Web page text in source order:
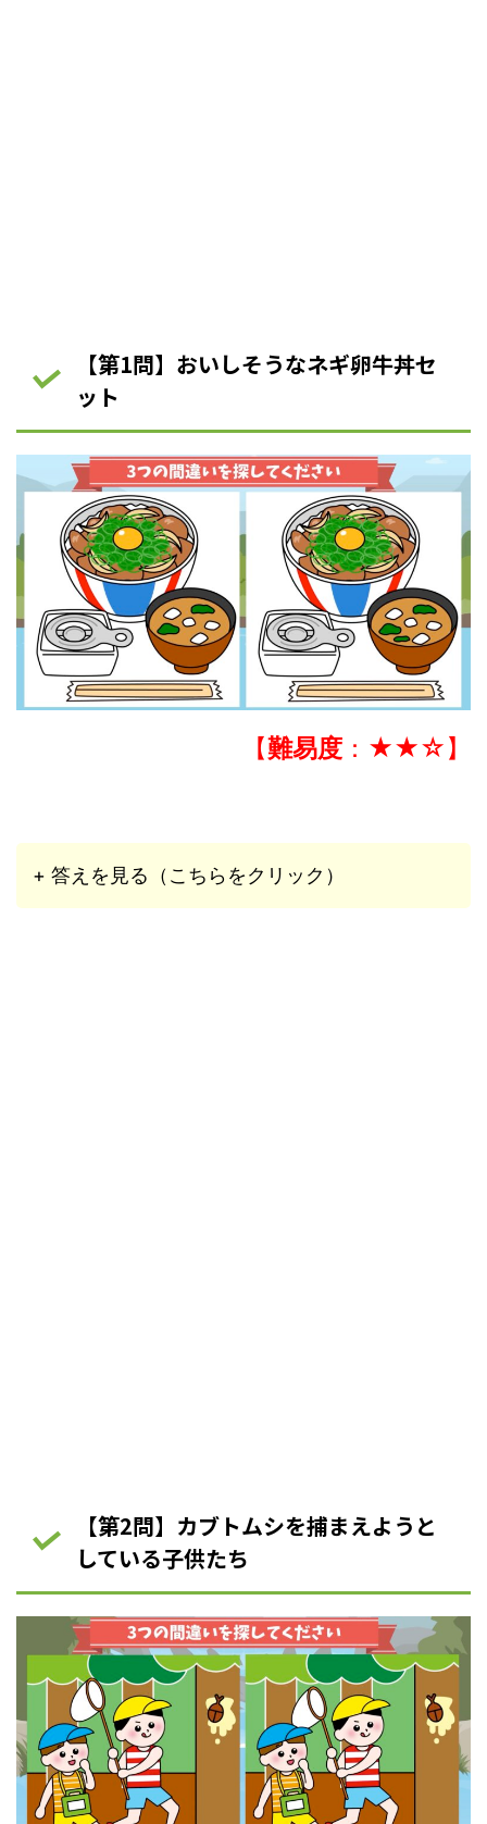
【第1問】おいしそうなネギ卵牛丼セ
ット
【難易度 ：★★☆】
+ 答えを見る（こちらをクリック）
【第2問】カブトムシを捕まえようと
している子供たち